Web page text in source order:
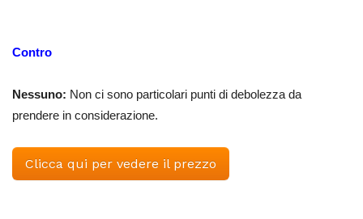
Contro
Nessuno: Non ci sono particolari punti di debolezza da
prendere in considerazione.
Clicca qui per vedere il prezzo